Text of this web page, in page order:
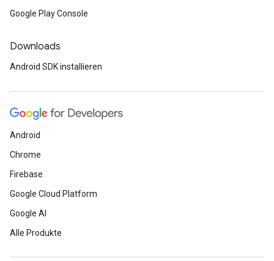
Google Play Console
Downloads
Android SDK installieren
Android
Chrome
Firebase
Google Cloud Platform
Google AI
Alle Produkte